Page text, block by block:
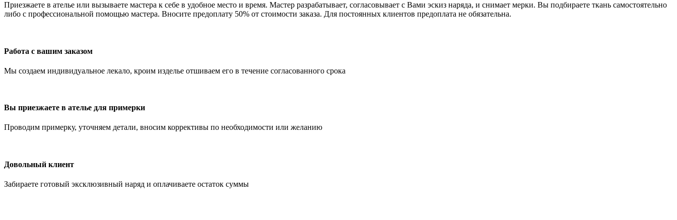
Приезжаете в ателье или вызываете мастера к себе в удобное место и время. Мастер разрабатывает, согласовывает с Вами эскиз наряда, и снимает мерки. Вы подбираете ткань самостоятельно
либо с профессиональной помощью мастера. Вносите предоплату 50% от стоимости заказа. Для постоянных клиентов предоплата не обязательна.
Работа с вашим заказом
Мы создаем индивидуальное лекало, кроим изделье отшиваем его в течение согласованного срока
Вы приезжаете в ателье для примерки
Проводим примерку, уточняем детали, вносим коррективы по необходимости или желанию
Довольный клиент
Забираете готовый эксклюзивный наряд и оплачиваете остаток суммы